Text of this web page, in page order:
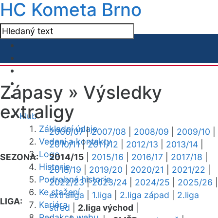
HC Kometa Brno
Klub
Základní údaje
Vedení a kontakty
Logo
Historie
Podrobná historie
Ke stažení
Kariéra
Zápasy » Výsledky
extraligy
SEZONA:
2006/07|2007/08 2008/09 2009/10
2010/11|2011/12 2012/13 2013/14
2014/15
2015/16 2016/17 2017/18
2018/19
2019/20 2020/21 2021/22
2022/23|2023/24 2024/25 2025/26
LIGA:
extraliga 1.liga 2.liga západ
2.liga
střed
2.liga východ